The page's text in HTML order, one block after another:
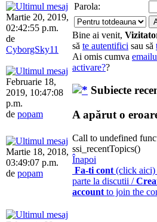
Martie 20, 2019,
02:42:55 p.m.
de
CyborgSky11
Februarie 18,
2019, 10:47:08
p.m.
de popam
Martie 18, 2018,
03:49:07 p.m.
de popam
Parola:
Bine ai venit,
să te autentifici sau să
Ai omis cumva
activare??
Subiecte
A apărut o
Call to undefined
ssi_recentTopics()
Înapoi
Fa-ti cont (click aici)
parte la discutii /
account to join the